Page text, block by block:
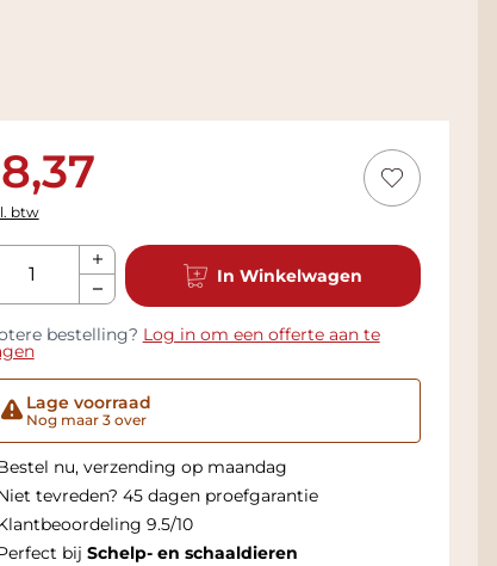
btw
In Winkelwagen
bestelling? Log in om een offerte aan te
Lage voorraad
Nog maar 3 over
nu, verzending op maandag
tevreden? 45 dagen proefgarantie
9.5/10
bij Schelp- en schaaldieren